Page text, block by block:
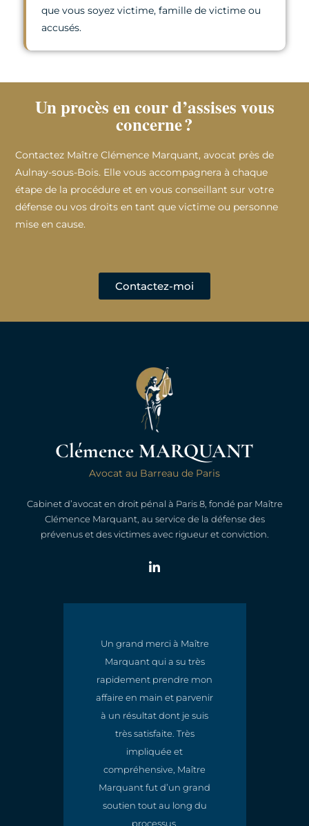
que vous soyez victime, famille de victime ou
accusés.
Un procès en cour d’assises vous
concerne ?
Contactez Maître Clémence Marquant, avocat près de
Aulnay-sous-Bois. Elle vous accompagnera à chaque
étape de la procédure et en vous conseillant sur votre
défense ou vos droits en tant que victime ou personne
mise en cause.
Contactez-moi
Clémence MARQUANT
Avocat au Barreau de Paris
Cabinet d’avocat en droit pénal à Paris 8, fondé par Maître
Clémence Marquant, au service de la défense des
prévenus et des victimes avec rigueur et conviction.
Un grand merci à Maître
Marquant qui a su très
rapidement prendre mon
affaire en main et parvenir
à un résultat dont je suis
très satisfaite. Très
impliquée et
compréhensive, Maître
Marquant fut d’un grand
soutien tout au long du
processus.